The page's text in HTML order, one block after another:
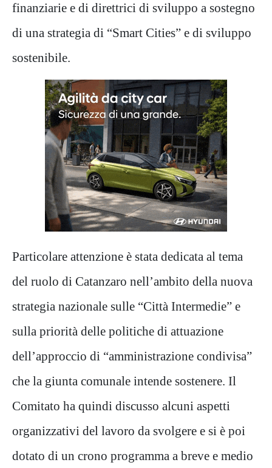
finanziarie e di direttrici di sviluppo a sostegno
di una strategia di “Smart Cities” e di sviluppo
sostenibile.
Particolare attenzione è stata dedicata al tema
del ruolo di Catanzaro nell’ambito della nuova
strategia nazionale sulle “Città Intermedie” e
sulla priorità delle politiche di attuazione
dell’approccio di “amministrazione condivisa”
che la giunta comunale intende sostenere. Il
Comitato ha quindi discusso alcuni aspetti
organizzativi del lavoro da svolgere e si è poi
dotato di un crono programma a breve e medio